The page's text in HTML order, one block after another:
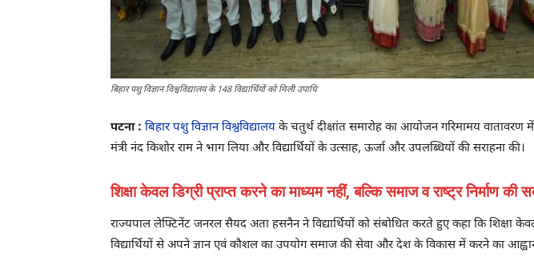
बिहार पशु विज्ञान विश्वविद्यालय के 148 विद्यार्थियों को मिली उपाधि
पटना : बिहार पशु विज्ञान विश्वविद्यालय के चतुर्थ दीक्षांत समारोह का आयोजन गरिमामय
मंत्री नंद किशोर राम ने भाग लिया और विद्यार्थियों के उत्साह, ऊर्जा और उपलब्धियों की सराहना की।
शिक्षा केवल डिग्री प्राप्त करने का माध्यम नहीं, बल्कि समाज व राष्ट्र निर्माण
राज्यपाल लेफ्टिनेंट जनरल सैयद अता हसनैन ने विद्यार्थियों को संबोधित करते हुए कहा कि शिक्षा
विद्यार्थियों से अपने ज्ञान एवं कौशल का उपयोग समाज की सेवा और देश के विकास में करने का